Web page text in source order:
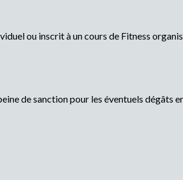
ou inscrit à un cours de Fitness
de sanction pour les éventuels dégâts